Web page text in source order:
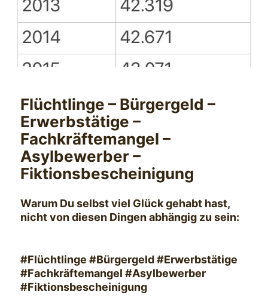
Flüchtlinge – Bürgergeld –
Erwerbstätige –
Fachkräftemangel –
Asylbewerber –
Fiktionsbescheinigung
Warum Du selbst viel Glück gehabt hast,
nicht von diesen Dingen abhängig zu sein:
#Flüchtlinge #Bürgergeld #Erwerbstätige
#Fachkräftemangel #Asylbewerber
#Fiktionsbescheinigung